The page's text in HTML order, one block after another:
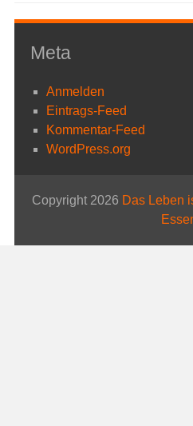
Meta
Anmelden
Eintrags-Feed
Kommentar-Feed
WordPress.org
Copyright 2026 Das Leben